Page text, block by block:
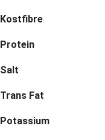
Kostfibre
Protein
Salt
Trans Fat
Potassium